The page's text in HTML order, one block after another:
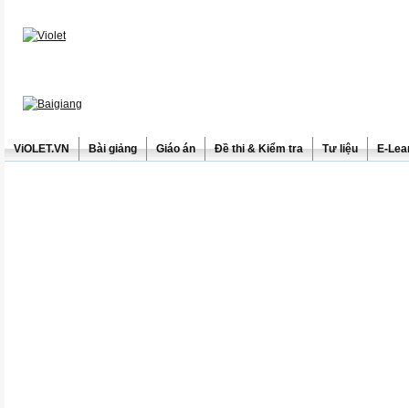
ViOLET.VN Bài giảng Giáo án Đề thi & Kiểm tra Tư liệu E-